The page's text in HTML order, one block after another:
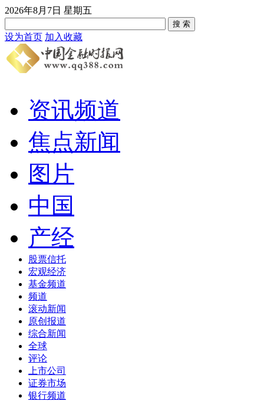
2026年8月7日 星期五
设为首页 加入收藏
资讯频道
焦点新闻
图片
中国
产经
股票信托
宏观经济
基金频道
频道
滚动新闻
原创报道
综合新闻
全球
评论
上市公司
证券市场
银行频道